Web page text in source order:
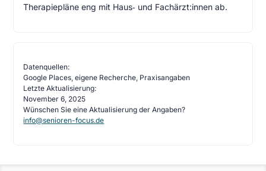
Therapiepläne eng mit Haus‑ und Fachärzt:innen ab.
Datenquellen:
Google Places, eigene Recherche, Praxisangaben
Letzte Aktualisierung:
November 6, 2025
Wünschen Sie eine Aktualisierung der Angaben?
info@senioren-focus.de